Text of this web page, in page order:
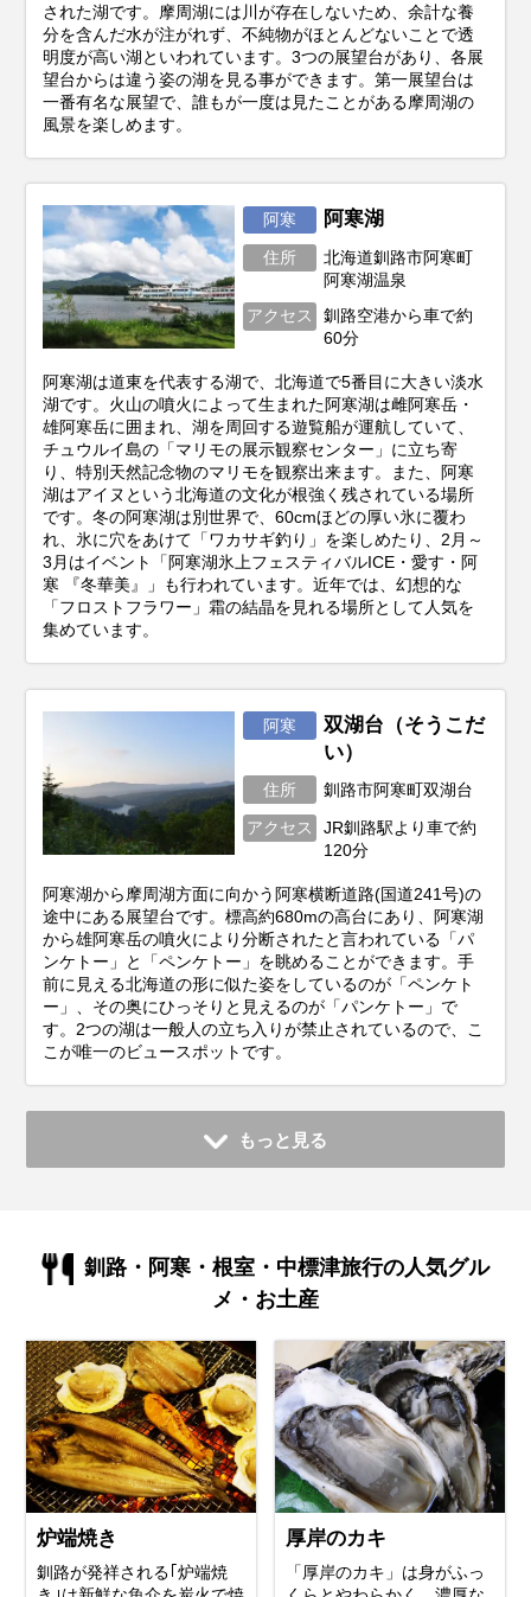
された湖です。摩周湖には川が存在しないため、余計な養
分を含んだ水が注がれず、不純物がほとんどないことで透
明度が高い湖といわれています。3つの展望台があり、各展
望台からは違う姿の湖を見る事ができます。第一展望台は
一番有名な展望で、誰もが一度は見たことがある摩周湖の
風景を楽しめます。
阿寒 阿寒湖
住所
北海道釧路市阿寒町
阿寒湖温泉
アクセス
釧路空港から車で約
60分
阿寒湖は道東を代表する湖で、北海道で5番目に大きい淡水
湖です。火山の噴火によって生まれた阿寒湖は雌阿寒岳・
雄阿寒岳に囲まれ、湖を周回する遊覧船が運航していて、
チュウルイ島の「マリモの展示観察センター」に立ち寄
り、特別天然記念物のマリモを観察出来ます。また、阿寒
湖はアイヌという北海道の文化が根強く残されている場所
です。冬の阿寒湖は別世界で、60cmほどの厚い氷に覆わ
れ、氷に穴をあけて「ワカサギ釣り」を楽しめたり、2月～
3月はイベント「阿寒湖氷上フェスティバルICE・愛す・阿
寒 『冬華美』」も行われています。近年では、幻想的な
「フロストフラワー」霜の結晶を見れる場所として人気を
集めています。
阿寒
双湖台（そうこだ
い）
住所 釧路市阿寒町双湖台
アクセス
JR釧路駅より車で約
120分
阿寒湖から摩周湖方面に向かう阿寒横断道路(国道241号)の
途中にある展望台です。標高約680mの高台にあり、阿寒湖
から雄阿寒岳の噴火により分断されたと言われている「パ
ンケトー」と「ペンケトー」を眺めることができます。手
前に見える北海道の形に似た姿をしているのが「ペンケト
ー」、その奥にひっそりと見えるのが「パンケトー」で
す。2つの湖は一般人の立ち入りが禁止されているので、こ
こが唯一のビュースポットです。
もっと見る
釧路・阿寒・根室・中標津旅行の人気グル
メ・お土産
炉端焼き
釧路が発祥される｢炉端焼
厚岸のカキ
「厚岸のカキ」は身がふっ